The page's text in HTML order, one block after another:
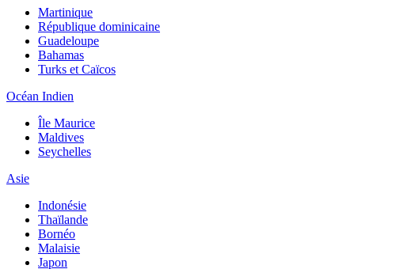
Martinique
République dominicaine
Guadeloupe
Bahamas
Turks et Caïcos
Océan Indien
Île Maurice
Maldives
Seychelles
Asie
Indonésie
Thaïlande
Bornéo
Malaisie
Japon